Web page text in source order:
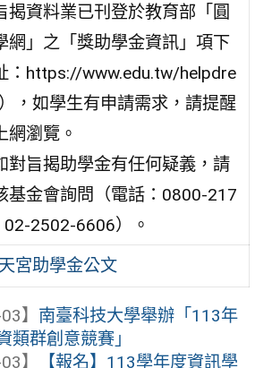
揭資料業已刊登於教育部「圓
網」之「獎助學金資訊」項下
：https://www.edu.tw/helpdre
，如學生有申請需求，請提醒
網瀏覽。
對旨揭助學金有任何疑義，請
基金會詢問（電話：0800-217
2502-6606）。
宮助學金公文
】 南臺科技大學舉辦「113年
類群創意競賽」
】
【報名】113學年度資訊學